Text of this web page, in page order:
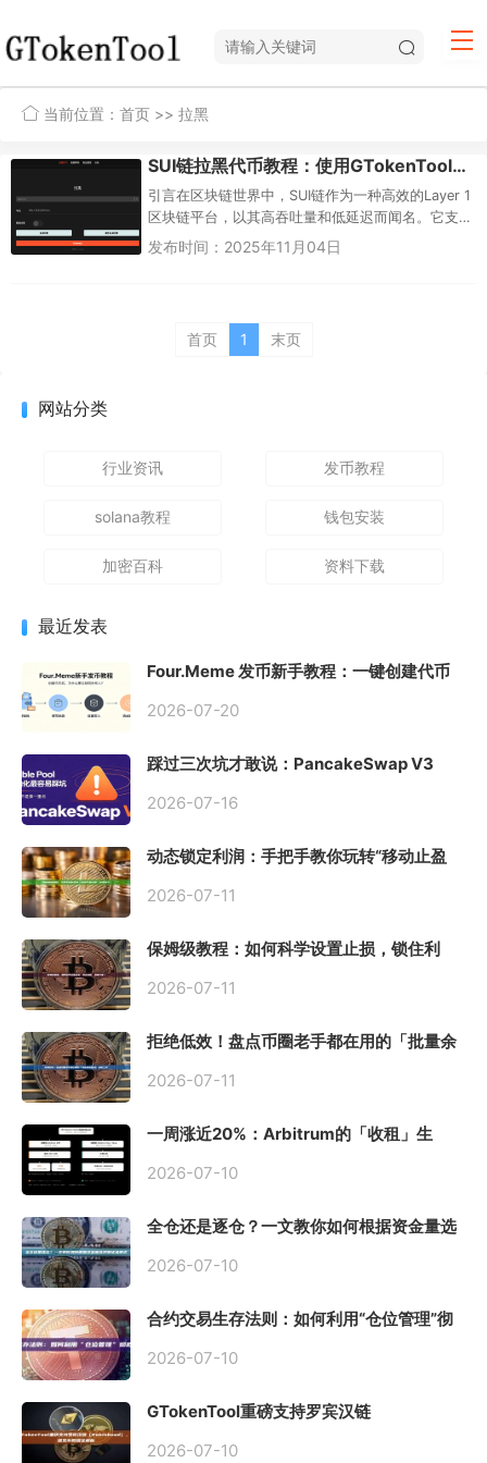
当前位置： 首页 >> 拉黑
SUI链拉黑代币教程：使用GTokenTool实现安全管理
引言在区块链世界中，SUI链作为一种高效的Layer 1
区块链平台，以其高吞吐量和低延迟而闻名。它支
持各种去中心化应用（dApp），包括代币发行、
发布时间：2025年11月04日
首页 1 末页
网站分类
行业资讯 发币教程
solana教程 钱包安装
加密百科 资料下载
最近发表
Four.Meme 发币新手教程：一键创建代币
2026-07-20
踩过三次坑才敢说：PancakeSwap V3
初始化
2026-07-16
动态锁定利润：手把手教你玩转“移动止盈
2026-07-11
保姆级教程：如何科学设置止损，锁住利
2026-07-11
拒绝低效！盘点币圈老手都在用的「批量余
2026-07-11
一周涨近20%：Arbitrum的「收租」生
2026-07-10
全仓还是逐仓？一文教你如何根据资金量选
2026-07-10
合约交易生存法则：如何利用“仓位管理”彻
2026-07-10
GTokenTool重磅支持罗宾汉链
2026-07-10